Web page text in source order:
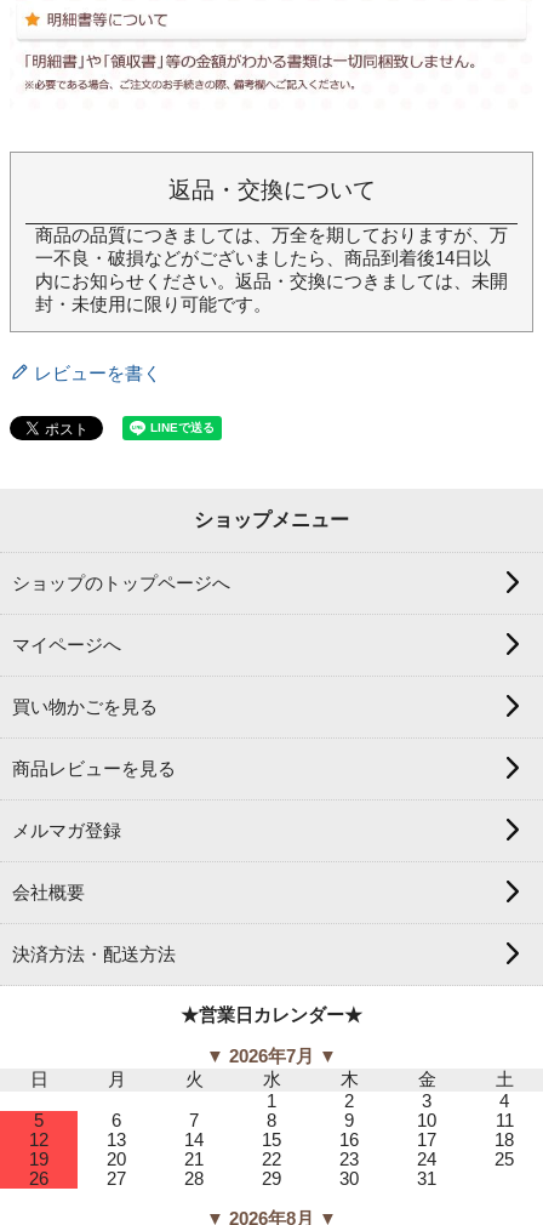
返品・交換について
商品の品質につきましては、万全を期しておりますが、万
一不良・破損などがございましたら、商品到着後14日以
内にお知らせください。返品・交換につきましては、未開
封・未使用に限り可能です。
レビューを書く
ショップメニュー
ショップのトップページへ
マイページへ
買い物かごを見る
商品レビューを見る
メルマガ登録
会社概要
決済方法・配送方法
★営業日カレンダー★
▼ 2026年7月 ▼
日
月 火 水 木 金
土
1
2 3
4
5
6 7 8 9 10
11
12
13 14 15 16 17
18
19
20 21 22 23 24
25
26
27 28 29 30 31
▼ 2026年8月 ▼